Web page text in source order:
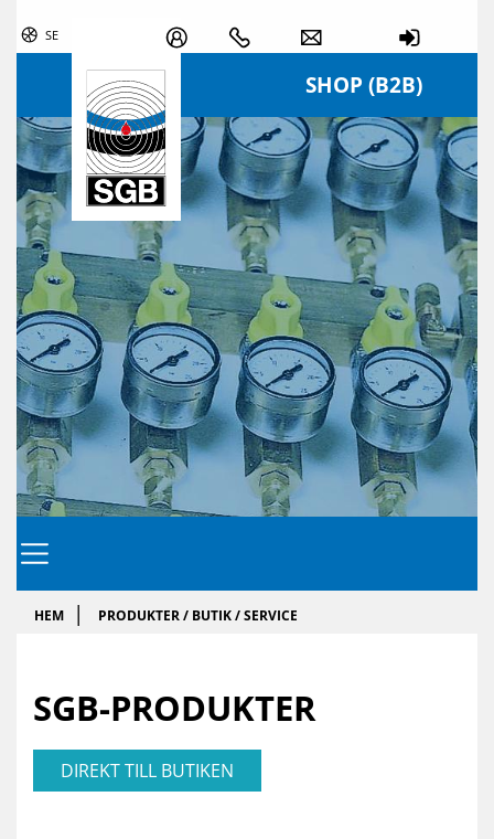
SE
SHOP (B2B)
HEM PRODUKTER / BUTIK / SERVICE
SGB-PRO­DUK­TER
DIREKT TILL BUTIKEN